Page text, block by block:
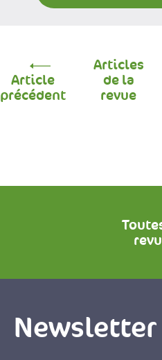
Article
précédent
Articles
de la
revue
Newsletter